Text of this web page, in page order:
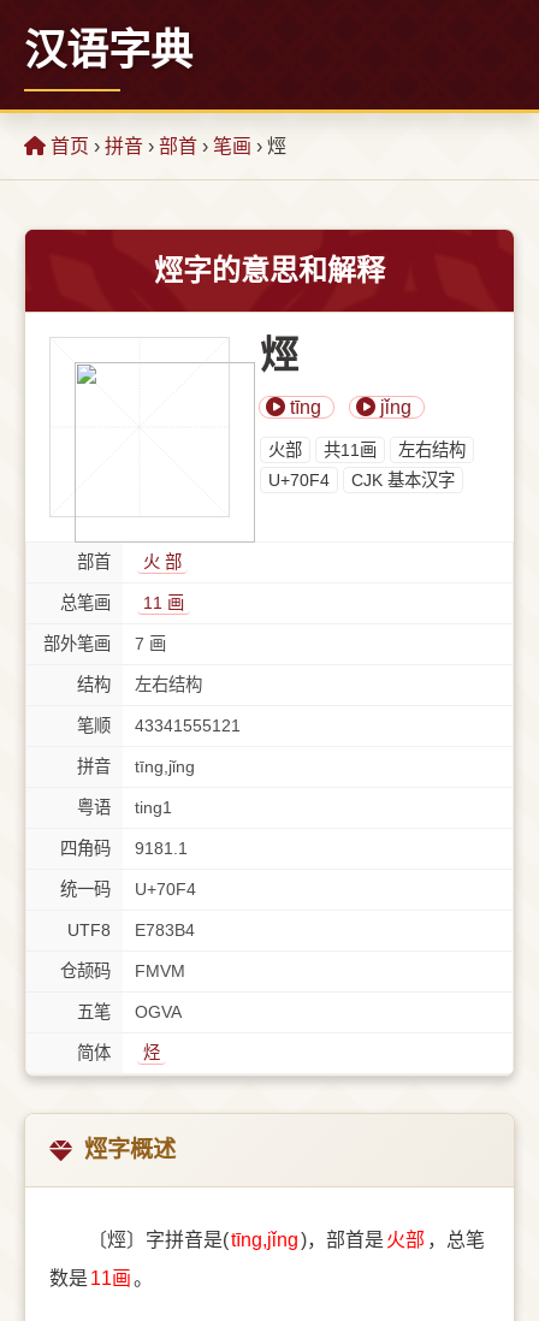
汉语字典
首页 › 拼音 › 部首 › 笔画 › 烴
烴字的意思和解释
烴
tīng jǐng
⽕部 共11画
左右结构
U+70F4
CJK 基本汉字
部首 ⽕ 部
总笔画 11 画
部外笔画 7 画
结构 左右结构
笔顺 43341555121
拼音 tīng,jǐng
粤语 ting1
四角码 9181.1
统一码 U+70F4
UTF8 E783B4
仓颉码 FMVM
五笔 OGVA
简体 烃
烴字概述
〔烴〕字拼音是(tīng,jǐng)，部首是 ⽕部 ，总笔
数是 11画。